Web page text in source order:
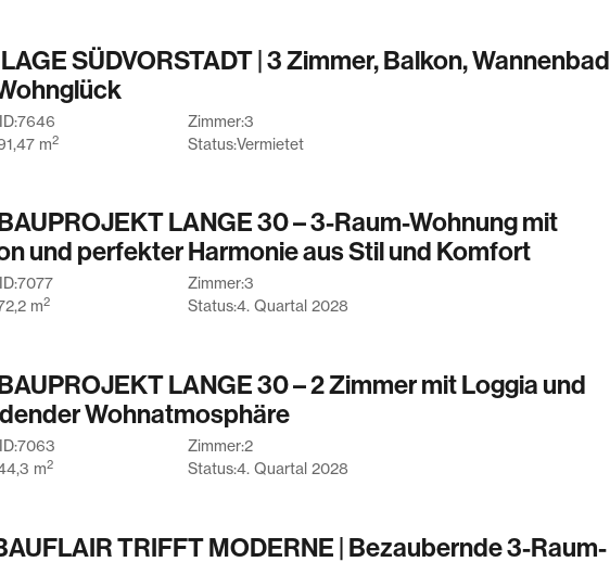
den Dachflächenfenstern
Speicher im Treppenhaus
Referenzbilder einer Einheit
haftet die Koengeter &
wesentlicher Rechte und
des Maklervertrages
& Krekow
der Gesundheit oder
SÜDVORSTADT | 3 Zimmer, Balkon, Wannenbad
7646 Zimmer:3
m2 Status:Vermietet
LANGE 30 – 3-Raum-Wohnung mit
und perfekter Harmonie aus Stil und Komfort
7077 Zimmer:3
m2 Status:4. Quartal 2028
LANGE 30 – 2 Zimmer mit Loggia und
Wohnatmosphäre
7063 Zimmer:2
m2 Status:4. Quartal 2028
TRIFFT MODERNE | Bezaubernde 3-Raum-